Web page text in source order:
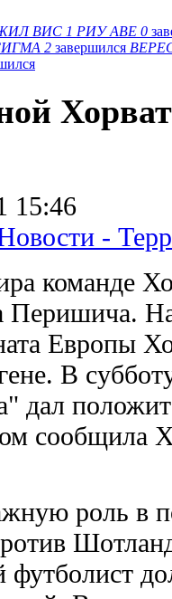
ВИС 1 РИУ АВЕ 0
2 завершился
15:46
-
команде
Перишича.
Европы
В
дал
сообщила
роль в
футболист